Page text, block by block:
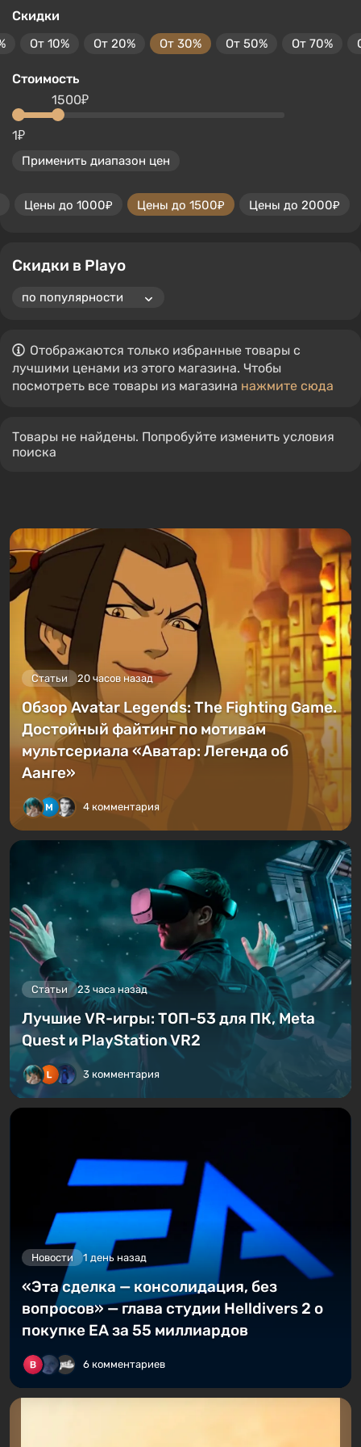
Скидки
От 10% От 20% От 30% От 50% От 70%
Стоимость
1₽
1500₽
Применить диапазон цен
Цены до 1000₽ Цены до 1500₽ Цены до 2000₽
Скидки в Playo
Отображаются только избранные товары с
лучшими ценами из этого магазина. Чтобы
посмотреть все товары из магазина нажмите сюда
Товары не найдены. Попробуйте изменить условия
поиска
Статьи 20 часов назад
Обзор Avatar Legends: The Fighting Game.
Достойный файтинг по мотивам
мультсериала «Аватар: Легенда об
Аанге»
4 комментария
Статьи 23 часа назад
Лучшие VR-игры: ТОП-53 для ПК, Meta
Quest и PlayStation VR2
3 комментария
Новости 1 день назад
«Эта сделка — консолидация, без
вопросов» — глава студии Helldivers 2 о
покупке EA за 55 миллиардов
6 комментариев